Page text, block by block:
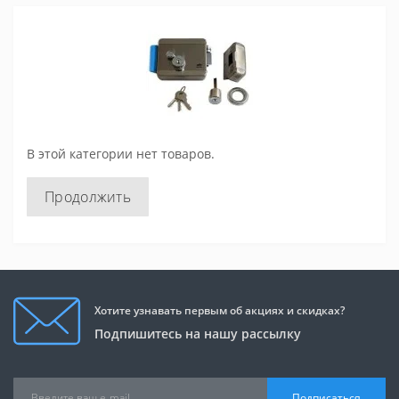
В этой категории нет товаров.
Продолжить
Хотите узнавать первым об акциях и скидках?
Подпишитесь на нашу рассылку